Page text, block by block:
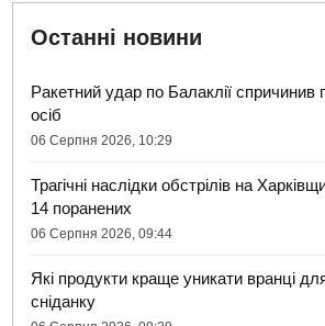
Останні новини
Ракетний удар по Балаклії спричинив
осіб
06 Серпня 2026, 10:29
Трагічні наслідки обстрілів на
14 поранених
06 Серпня 2026, 09:44
Які продукти краще уникати вранці
сніданку